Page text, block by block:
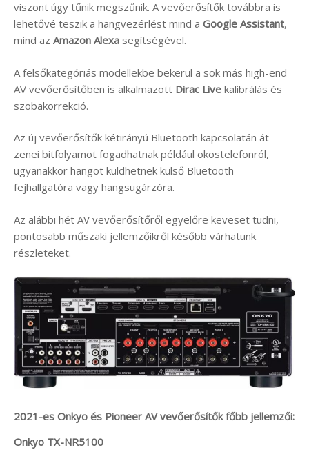
viszont úgy tűnik megszűnik. A vevőerősítők továbbra is
lehetővé teszik a hangvezérlést mind a Google Assistant,
mind az Amazon Alexa segítségével.
A felsőkategóriás modellekbe bekerül a sok más high-end
AV vevőerősítőben is alkalmazott Dirac Live kalibrálás és
szobakorrekció.
Az új vevőerősítők kétirányú Bluetooth kapcsolatán át
zenei bitfolyamot fogadhatnak például okostelefonról,
ugyanakkor hangot küldhetnek külső Bluetooth
fejhallgatóra vagy hangsugárzóra.
Az alábbi hét AV vevőerősítőről egyelőre keveset tudni,
pontosabb műszaki jellemzőikről később várhatunk
részleteket.
2021-es Onkyo és Pioneer AV vevőerősítők főbb jellemzői:
Onkyo TX-NR5100